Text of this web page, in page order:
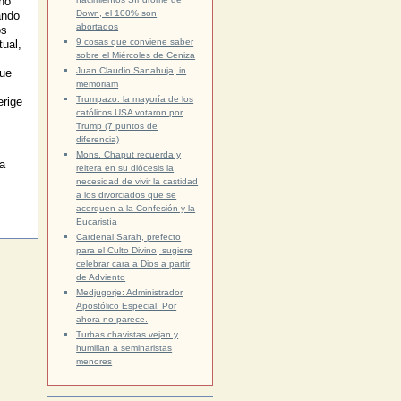
Down, el 100% son
abortados
9 cosas que conviene saber
sobre el Miércoles de Ceniza
Juan Claudio Sanahuja, in
memoriam
Trumpazo: la mayoría de los
católicos USA votaron por
Trump (7 puntos de
diferencia)
Mons. Chaput recuerda y
reitera en su diócesis la
necesidad de vivir la castidad
a los divorciados que se
acerquen a la Confesión y la
Eucaristía
Cardenal Sarah, prefecto
para el Culto Divino, sugiere
celebrar cara a Dios a partir
de Adviento
Medjugorje: Administrador
Apostólico Especial. Por
ahora no parece.
Turbas chavistas vejan y
humillan a seminaristas
menores